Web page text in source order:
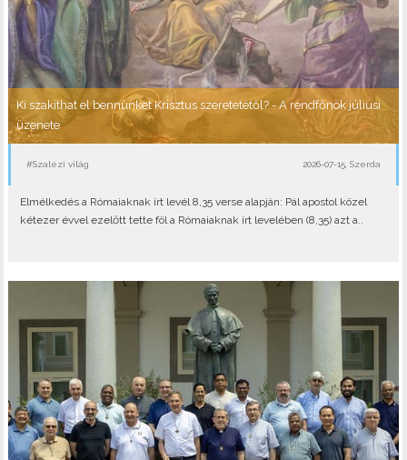
Ki szakíthat el bennünket Krisztus szeretetétől? - A rendfőnök júliusi
üzenete
#Szalézi világ 2026-07-15, Szerda
Elmélkedés a Rómaiaknak írt levél 8,35 verse alapján: Pál apostol közel
kétezer évvel ezelőtt tette föl a Rómaiaknak írt levelében (8,35) azt a..